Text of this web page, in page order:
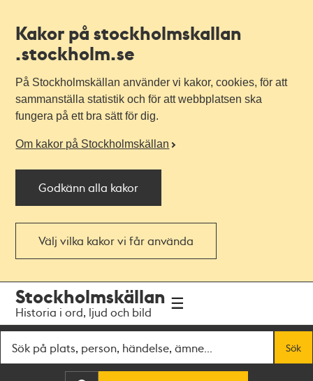
Kakor på stockholmskallan
.stockholm.se
På Stockholmskällan använder vi kakor, cookies, för att
sammanställa statistik och för att webbplatsen ska
fungera på ett bra sätt för dig.
Om kakor på Stockholmskällan
Godkänn alla kakor
Välj vilka kakor vi får använda
navigationen
huvudinnehållet
Stockholmskällan
Historia i ord, ljud och bild
Sök